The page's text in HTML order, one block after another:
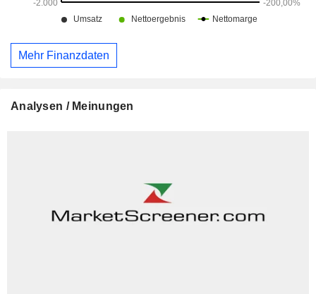
Mehr Finanzdaten
Analysen / Meinungen